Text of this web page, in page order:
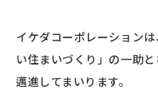
イケダコーポレーション
い住まいづくり」の一助
邁進してまいります。